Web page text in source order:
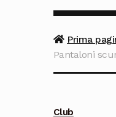
Prima
Pantaloni
Club